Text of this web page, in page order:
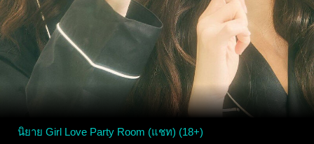
นิยาย Girl Love Party Room (แชท) (18+)